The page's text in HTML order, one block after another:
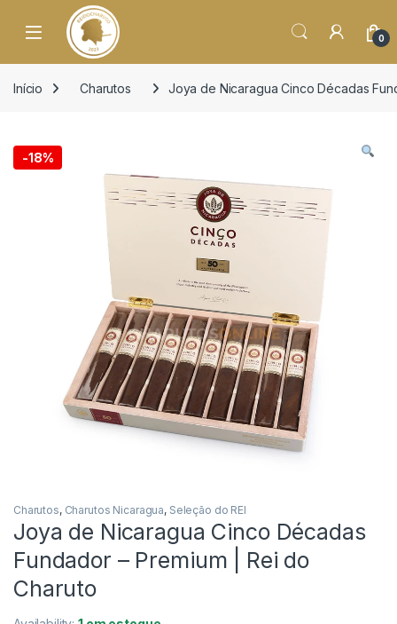
Open 0
Início Charutos Joya de Nicaragua Cinco Décadas
-18%
Charutos, Charutos Nicaragua, Seleção do REI
Joya de Nicaragua Cinco Décadas
Fundador – Premium | Rei do
Charuto